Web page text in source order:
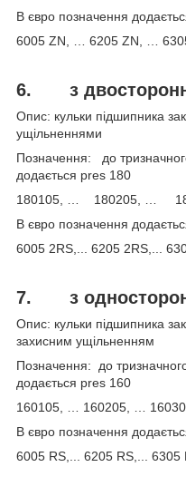
В євро позначення
6005 ZN, … 6205 ZN, …
6. з
Опис: кульки підшипника
ущільненнями
Позначення: до
додається pres 180
180105, … 180205, …
В євро позначення
6005 2RS,... 6205 2RS,...
7. з
Опис: кульки підшипника
захисним ущільненням
Позначення: до
додається pres 160
160105, … 160205, …
В євро позначення
6005 RS,... 6205 RS,... 6305